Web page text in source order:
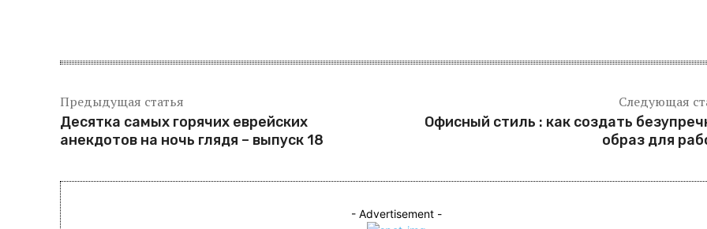
Предыдущая статья
Десятка самых горячих еврейских
анекдотов на ночь глядя – выпуск 18
Следующая
Офисный стиль : как создать
образ для
- Advertisement -